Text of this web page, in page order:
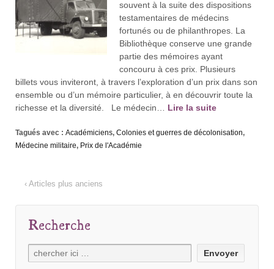
souvent à la suite des dispositions
testamentaires de médecins
fortunés ou de philanthropes. La
Bibliothèque conserve une grande
partie des mémoires ayant
concouru à ces prix. Plusieurs
billets vous inviteront, à travers l’exploration d’un prix dans son
ensemble ou d’un mémoire particulier, à en découvrir toute la
richesse et la diversité. Le médecin… Lire la suite
Tagués avec : Académiciens, Colonies et guerres de décolonisation,
Médecine militaire, Prix de l'Académie
‹ Articles plus anciens
Recherche
Recherche
pour: